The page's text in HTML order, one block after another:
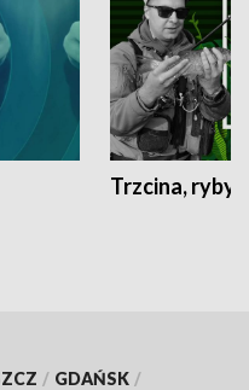
Trzcina, ryby
/ GDAŃSK /